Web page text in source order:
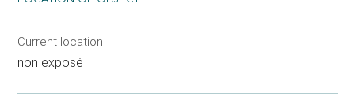
Current location
non exposé